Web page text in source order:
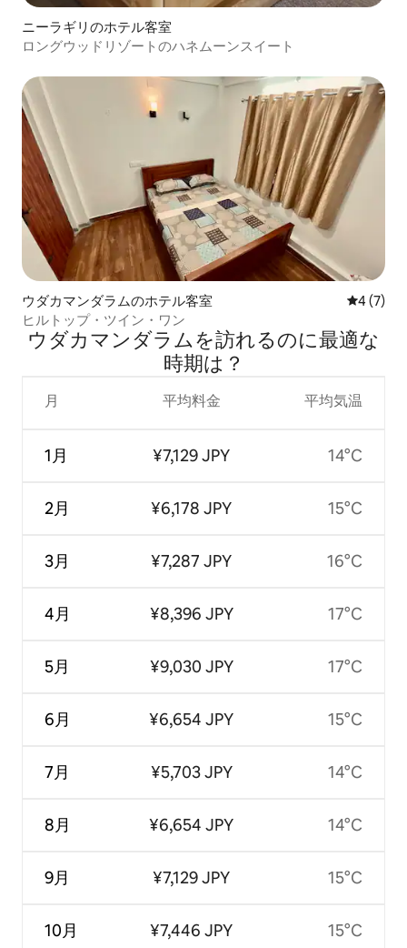
ニーラギリのホテル客室
ロングウッドリゾートのハネムーンスイート
ウダカマンダラムのホテル客室 レビュー
4 (7)
ヒルトップ・ツイン・ワン
ウダカマンダラムを訪⁠れ⁠るの⁠に最⁠適⁠な
時⁠期⁠は⁠？
月
1月
2月
3月
4月
5月
6月
7月
8月
9月
10月
平均料金
¥7,129 JPY
¥6,178 JPY
¥7,287 JPY
¥8,396 JPY
¥9,030 JPY
¥6,654 JPY
¥5,703 JPY
¥6,654 JPY
¥7,129 JPY
¥7,446 JPY
平均気温
14°C
15°C
16°C
17°C
17°C
15°C
14°C
14°C
15°C
15°C